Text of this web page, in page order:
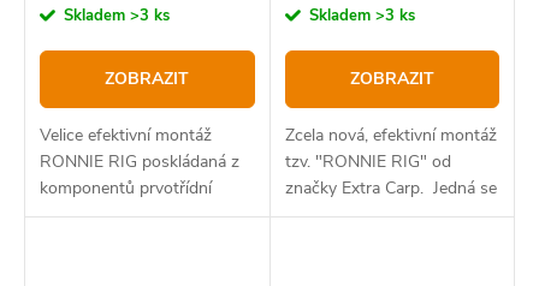
cena:Skladem >3 ks
ZOBRAZIT
Velice efektivní montáž
RONNIE RIG poskládaná z
komponentů prvotřídní
kvality.
cena:Skladem >3 ks
ZOBRAZIT
Zcela nová, efektivní montáž
tzv. "RONNIE RIG" od
značky Extra Carp. Jedná se
o montáž určenou